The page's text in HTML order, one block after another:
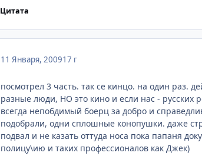
Цитата
11 Января, 200917 г
посмотрел 3 часть. так се кинцо. на один раз.
разные люди, НО это кино и если нас - русских
всегда непобдимый боерц за добро и
подобрали, одни сплошные конопушки. даже
подвал и не казать оттуда носа пока папаня
полицу\ию и таких профессионалов как Джек)